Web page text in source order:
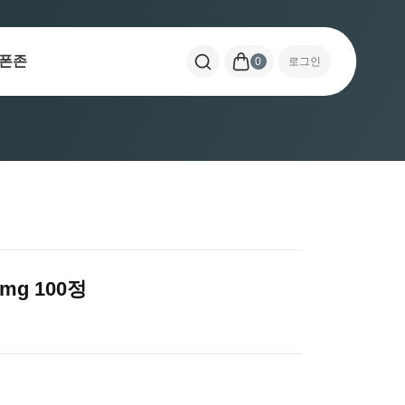
존 0 로그인
100정